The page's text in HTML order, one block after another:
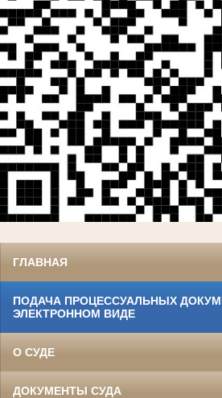
ГЛАВНАЯ
ПОДАЧА ПРОЦЕССУАЛЬНЫХ
ЭЛЕКТРОННОМ ВИДЕ
О СУДЕ
ДОКУМЕНТЫ СУДА